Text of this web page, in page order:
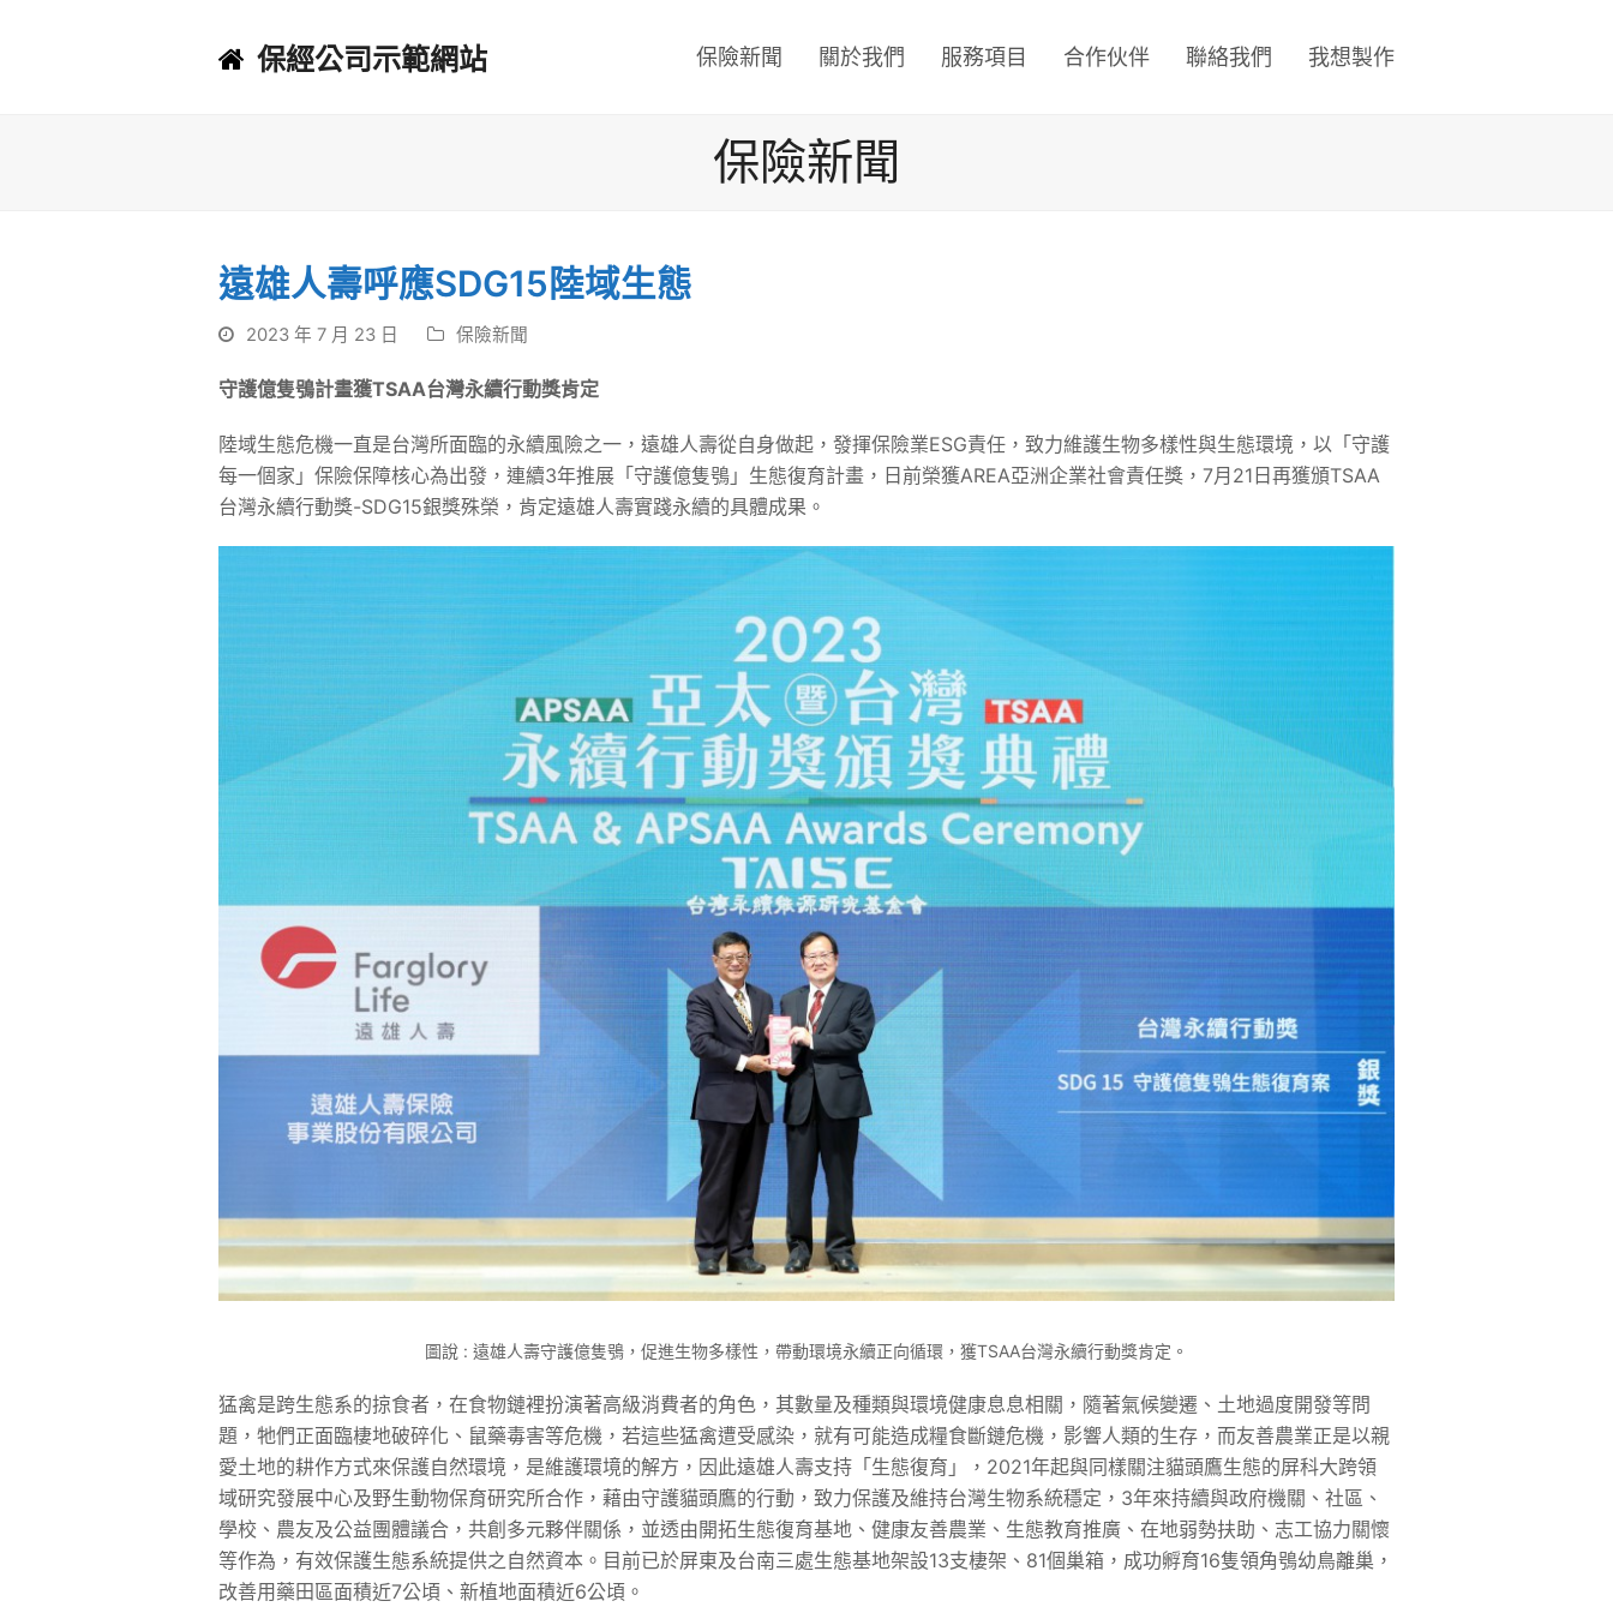
保經公司示範網站 保險新聞 關於我們 服務項目 合作伙伴 聯絡我們 我想製作
保險新聞
遠雄人壽呼應SDG15陸域生態
2023 年 7 月 23 日 保險新聞
守護億隻鴞計畫獲TSAA台灣永續行動獎肯定
陸域生態危機一直是台灣所面臨的永續風險之一，遠雄人壽從自身做起，發揮保險業ESG責任，致力維護生物多樣性與生態環境，以「守護
每一個家」保險保障核心為出發，連續3年推展「守護億隻鴞」生態復育計畫，日前榮獲AREA亞洲企業社會責任獎，7月21日再獲頒TSAA
台灣永續行動獎-SDG15銀獎殊榮，肯定遠雄人壽實踐永續的具體成果。
圖說 : 遠雄人壽守護億隻鴞，促進生物多樣性，帶動環境永續正向循環，獲TSAA台灣永續行動獎肯定。
猛禽是跨生態系的掠食者，在食物鏈裡扮演著高級消費者的角色，其數量及種類與環境健康息息相關，隨著氣候變遷、土地過度開發等問
題，牠們正面臨棲地破碎化、鼠藥毒害等危機，若這些猛禽遭受感染，就有可能造成糧食斷鏈危機，影響人類的生存，而友善農業正是以親
愛土地的耕作方式來保護自然環境，是維護環境的解方，因此遠雄人壽支持「生態復育」，2021年起與同樣關注貓頭鷹生態的屏科大跨領
域研究發展中心及野生動物保育研究所合作，藉由守護貓頭鷹的行動，致力保護及維持台灣生物系統穩定，3年來持續與政府機關、社區、
學校、農友及公益團體議合，共創多元夥伴關係，並透由開拓生態復育基地、健康友善農業、生態教育推廣、在地弱勢扶助、志工協力關懷
等作為，有效保護生態系統提供之自然資本。目前已於屏東及台南三處生態基地架設13支棲架、81個巢箱，成功孵育16隻領角鴞幼鳥離巢，
改善用藥田區面積近7公頃、新植地面積近6公頃。